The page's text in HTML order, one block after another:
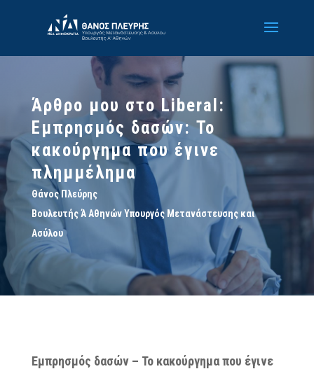
Άρθρο μου στο Liberal:
Εμπρησμός δασών: Το
κακούργημα που έγινε
πλημμέλημα
Θάνος Πλεύρης
Βουλευτής Ά Αθηνών Υπουργός Μετανάστευσης και
Ασύλου
Εμπρησμός δασών – Το κακούργημα που έγινε